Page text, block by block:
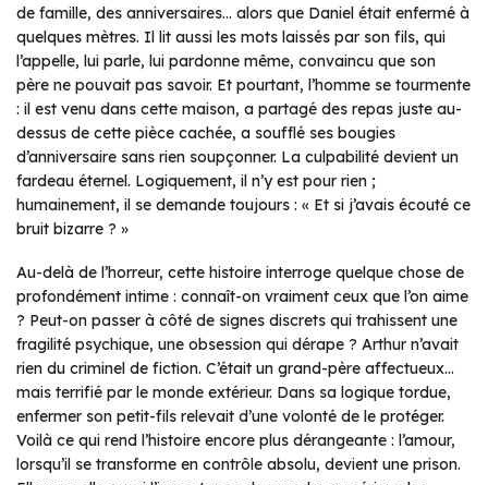
de famille, des anniversaires… alors que Daniel était enfermé à
quelques mètres. Il lit aussi les mots laissés par son fils, qui
l’appelle, lui parle, lui pardonne même, convaincu que son
père ne pouvait pas savoir. Et pourtant, l’homme se tourmente
: il est venu dans cette maison, a partagé des repas juste au-
dessus de cette pièce cachée, a soufflé ses bougies
d’anniversaire sans rien soupçonner. La culpabilité devient un
fardeau éternel. Logiquement, il n’y est pour rien ;
humainement, il se demande toujours : « Et si j’avais écouté ce
bruit bizarre ? »
Au-delà de l’horreur, cette histoire interroge quelque chose de
profondément intime : connaît-on vraiment ceux que l’on aime
? Peut-on passer à côté de signes discrets qui trahissent une
fragilité psychique, une obsession qui dérape ? Arthur n’avait
rien du criminel de fiction. C’était un grand-père affectueux…
mais terrifié par le monde extérieur. Dans sa logique tordue,
enfermer son petit-fils relevait d’une volonté de le protéger.
Voilà ce qui rend l’histoire encore plus dérangeante : l’amour,
lorsqu’il se transforme en contrôle absolu, devient une prison.